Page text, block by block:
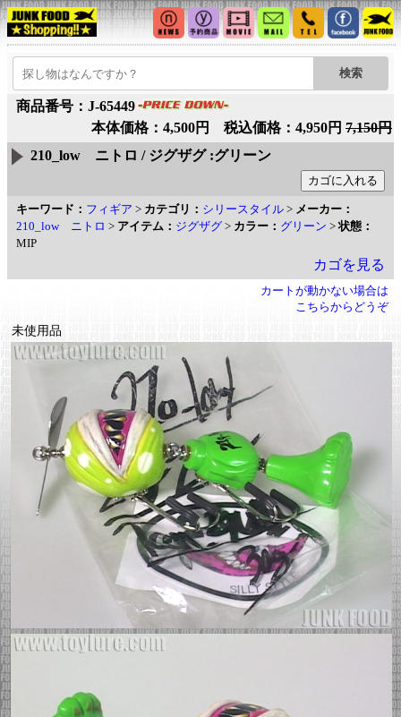
商品番号：J-65449
本体価格：4,500円 税込価格：4,950円 7,150円
210_low ニトロ / ジグザグ :グリーン
キーワード： フィギア > カテゴリ： シリースタイル > メーカー：
210_low ニトロ > アイテム： ジグザグ > カラー： グリーン >状態：
MIP
カゴを見る
カートが動かない場合は
こちらからどうぞ
未使用品